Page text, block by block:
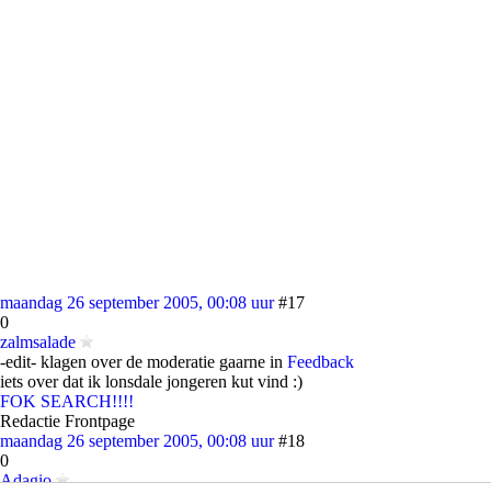
maandag 26 september 2005, 00:08 uur #17
0
zalmsalade
-edit- klagen over de moderatie gaarne in Feedback
iets over dat ik lonsdale jongeren kut vind :)
FOK SEARCH!!!!
Redactie Frontpage
maandag 26 september 2005, 00:08 uur #18
0
Adagio